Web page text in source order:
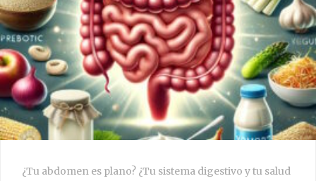
¿Tu abdomen es plano? ¿Tu sistema digestivo y tu salud